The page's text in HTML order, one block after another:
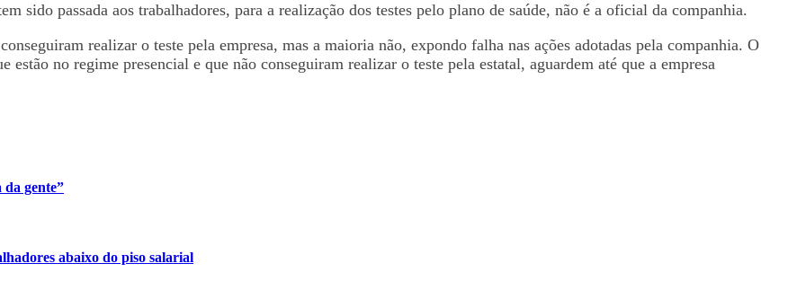
sido passada aos trabalhadores, para a realização dos testes pelo plano de saúde, não é a oficial da companhia.
realizar o teste pela empresa, mas a maioria não, expondo falha nas ações adotadas pela companhia. O
estão no regime presencial e que não conseguiram realizar o teste pela estatal, aguardem até que a empresa
gente”
abaixo do piso salarial